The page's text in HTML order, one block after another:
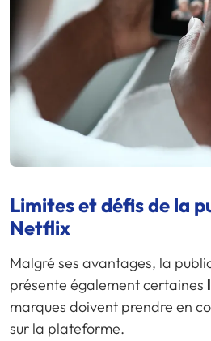
Limites et défis de la
Netflix
Malgré ses avantages, la
présente également certaines
marques doivent prendre en
sur la plateforme.